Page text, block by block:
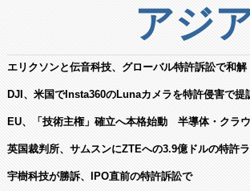
アジ
エリクソンと伝音科技、グローバル特許訴訟で和解
DJI、米国でInsta360のLunaカメラを特許侵害で
EU、「技術主権」確立へ本格始動 半導体・クラ
英国裁判所、サムスンにZTEへの3.9億ドルの特許
宇樹科技が勝訴、IPO直前の特許訴訟で